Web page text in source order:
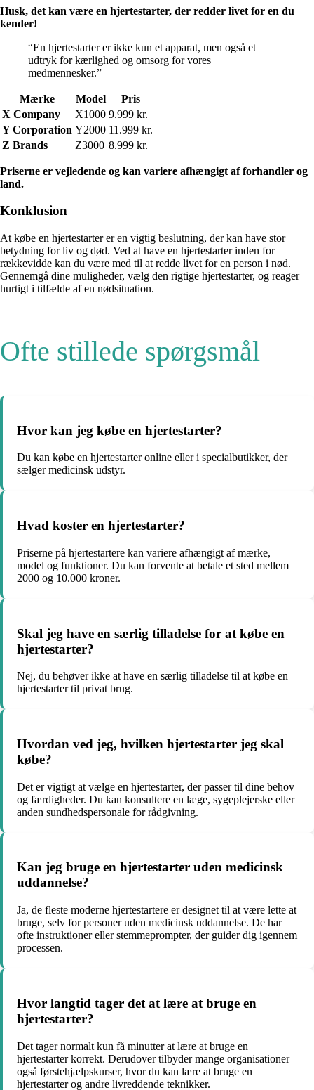
Husk, det kan være en hjertestarter, der redder livet for en du
kender!
“En hjertestarter er ikke kun et apparat, men også et
udtryk for kærlighed og omsorg for vores
medmennesker.”
Mærke Model
Pris
X Company
X1000 9.999 kr.
Y Corporation Y2000 11.999 kr.
Z Brands
Z3000 8.999 kr.
Priserne er vejledende og kan variere afhængigt af forhandler og
land.
Konklusion
At købe en hjertestarter er en vigtig beslutning, der kan have stor
betydning for liv og død. Ved at have en hjertestarter inden for
rækkevidde kan du være med til at redde livet for en person i nød.
Gennemgå dine muligheder, vælg den rigtige hjertestarter, og reager
hurtigt i tilfælde af en nødsituation.
Ofte stillede spørgsmål
Hvor kan jeg købe en hjertestarter?
Du kan købe en hjertestarter online eller i specialbutikker, der
sælger medicinsk udstyr.
Hvad koster en hjertestarter?
Priserne på hjertestartere kan variere afhængigt af mærke,
model og funktioner. Du kan forvente at betale et sted mellem
2000 og 10.000 kroner.
Skal jeg have en særlig tilladelse for at købe en
hjertestarter?
Nej, du behøver ikke at have en særlig tilladelse til at købe en
hjertestarter til privat brug.
Hvordan ved jeg, hvilken hjertestarter jeg skal
købe?
Det er vigtigt at vælge en hjertestarter, der passer til dine behov
og færdigheder. Du kan konsultere en læge, sygeplejerske eller
anden sundhedspersonale for rådgivning.
Kan jeg bruge en hjertestarter uden medicinsk
uddannelse?
Ja, de fleste moderne hjertestartere er designet til at være lette at
bruge, selv for personer uden medicinsk uddannelse. De har
ofte instruktioner eller stemmeprompter, der guider dig igennem
processen.
Hvor langtid tager det at lære at bruge en
hjertestarter?
Det tager normalt kun få minutter at lære at bruge en
hjertestarter korrekt. Derudover tilbyder mange organisationer
også førstehjælpskurser, hvor du kan lære at bruge en
hjertestarter og andre livreddende teknikker.